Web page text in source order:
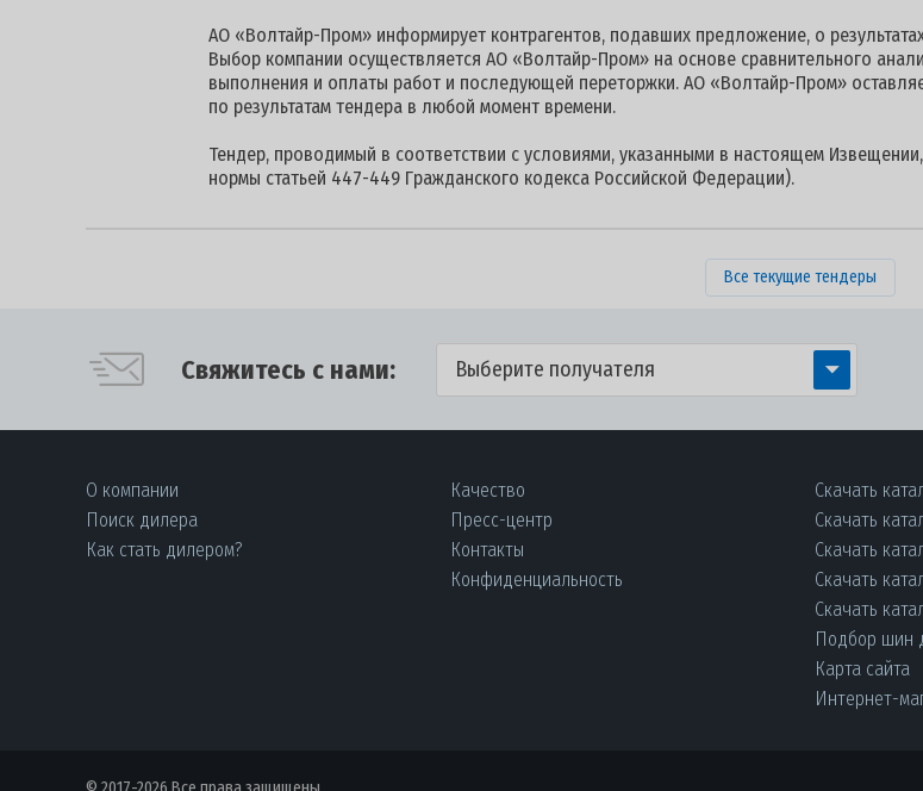
АО «Волтайр-Пром» информирует контрагентов, подавших предложение, о
Выбор компании осуществляется АО «Волтайр-Пром» на основе сравнительного
выполнения и оплаты работ и последующей переторжки. АО «Волтайр-Пром»
по результатам тендера в любой момент времени.
Тендер, проводимый в соответствии с условиями, указанными в настоящем
нормы статьей 447-449 Гражданского кодекса Российской Федерации).
Все текущие тендеры
Свяжитесь с нами: Выберите получателя
О компании
Поиск дилера
Как стать дилером?
Качество
Пресс-центр
Контакты
Конфиденциальность
Скачать
Скачать
Скачать
Скачать
Скачать
Подбор шин
Карта сайта
Интернет-